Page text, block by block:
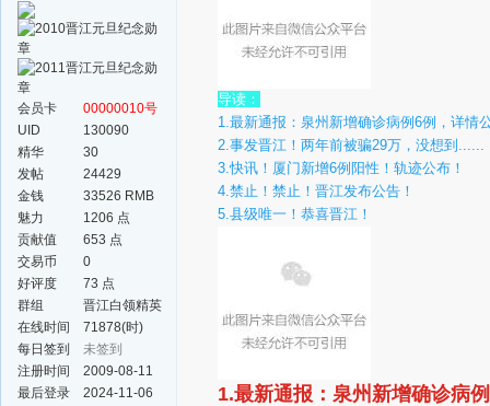
会员卡
00000010号
UID
130090
精华
30
发帖
24429
金钱
33526 RMB
魅力
1206 点
贡献值
653 点
交易币
0
好评度
73 点
群组
晋江白领精英
群
在线时间
71878(时)
每日签到
未签到
注册时间
2009-08-11
最后登录
2024-11-06
导读：
1.最新通报：泉州新增确诊病例6例，详情
2.事发晋江！两年前被骗29万，没想到......
3.快讯！厦门新增6例阳性！轨迹公布！
4.禁止！禁止！晋江发布公告！
5.县级唯一！恭喜晋江！
1.最新通报：泉州新增确诊病